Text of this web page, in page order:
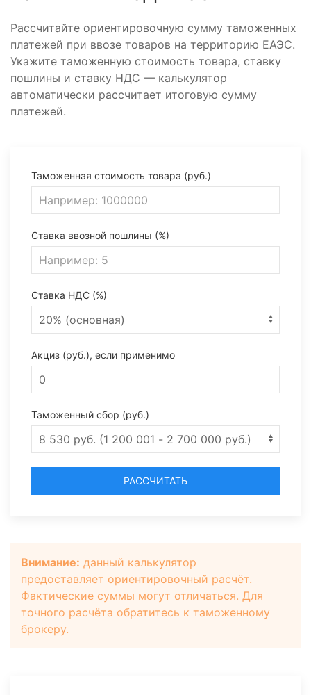
Рассчитайте ориентировочную сумму таможенных
платежей при ввозе товаров на территорию ЕАЭС.
Укажите таможенную стоимость товара, ставку
пошлины и ставку НДС — калькулятор
автоматически рассчитает итоговую сумму
платежей.
Таможенная стоимость товара (руб.)
Ставка ввозной пошлины (%)
Ставка НДС (%)
Акциз (руб.), если применимо
Таможенный сбор (руб.)
РАССЧИТАТЬ
Внимание: данный калькулятор
предоставляет ориентировочный расчёт.
Фактические суммы могут отличаться. Для
точного расчёта обратитесь к таможенному
брокеру.